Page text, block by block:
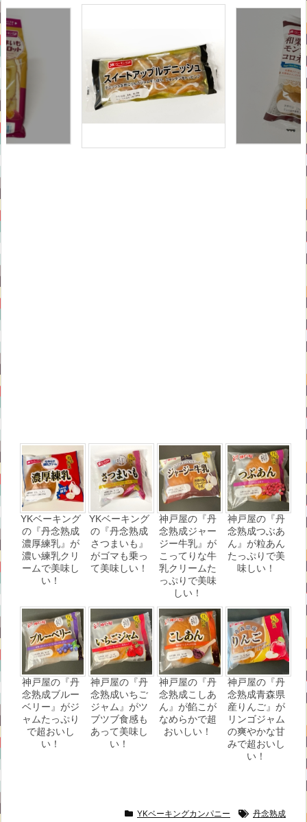
YKベーキング
の『丹念熟成
濃厚練乳』が
濃い練乳クリ
ームで美味し
い！
YKベーキング
の『丹念熟成
さつまいも』
がゴマも乗っ
て美味しい！
神戸屋の『丹
念熟成ジャー
ジー牛乳』が
こってりな牛
乳クリームた
っぷりで美味
しい！
神戸屋の『丹
念熟成つぶあ
ん』が粒あん
たっぷりで美
味しい！
神戸屋の『丹
念熟成ブルー
ベリー』がジ
ャムたっぷり
で超おいし
い！
神戸屋の『丹
念熟成いちご
ジャム』がツ
ブツブ食感も
あって美味し
い！
神戸屋の『丹
念熟成こしあ
ん』が餡こが
なめらかで超
おいしい！
神戸屋の『丹
念熟成青森県
産りんご』が
リンゴジャム
の爽やかな甘
みで超おいし
い！
YKベーキングカンパニー 丹念熟成